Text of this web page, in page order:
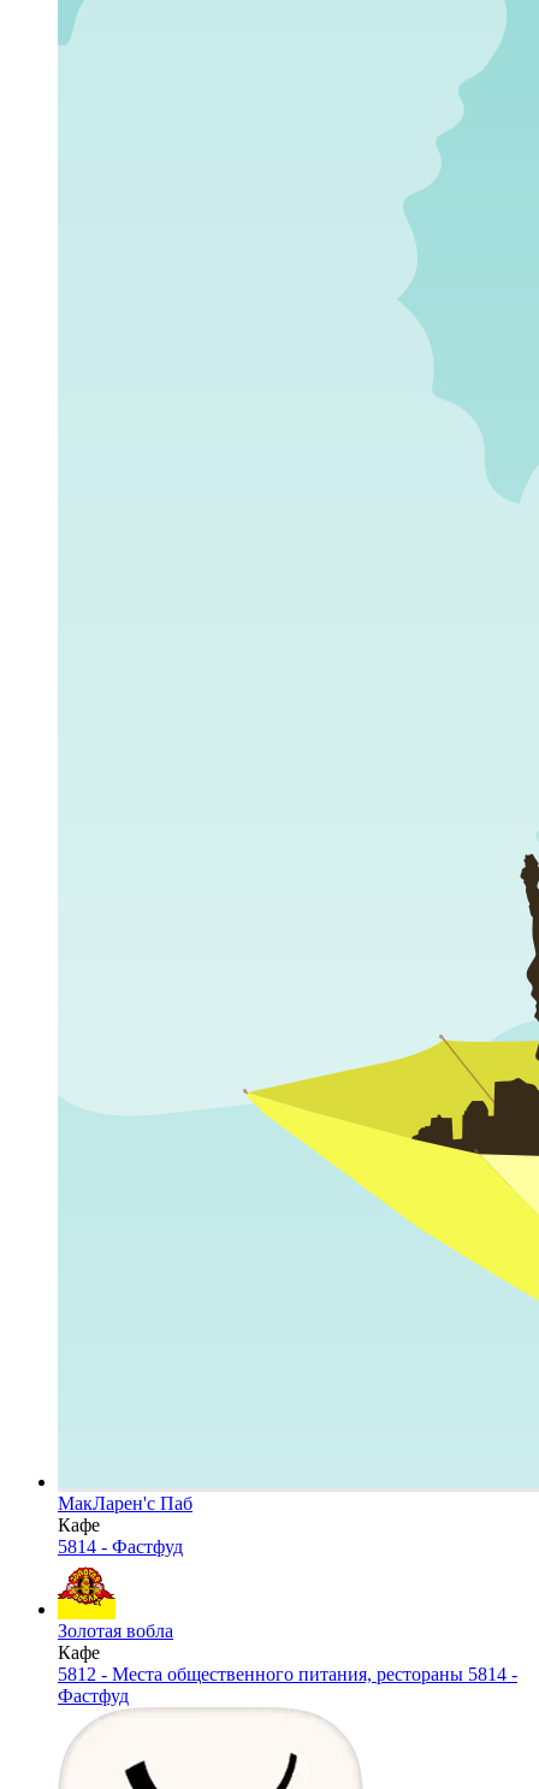
МакЛарен'с Паб
Кафе
5814 - Фастфуд
Золотая вобла
Кафе
5812 - Места общественного питания, рестораны 5814 -
Фастфуд